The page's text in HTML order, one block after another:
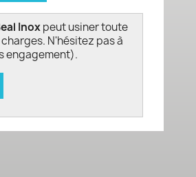
Inoxpeut usiner toute
N'hésitez pas à
engagement).